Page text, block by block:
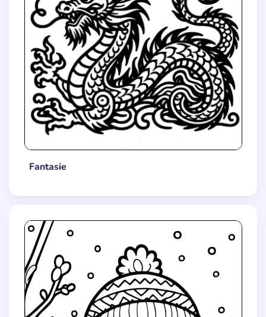
Fantasie